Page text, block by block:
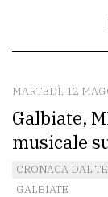
CONTATTI
La
redazione
Scrivici
Per
MARTEDÌ, 12
Galbiate,
musicale
CRONACA DAL
GALBIATE